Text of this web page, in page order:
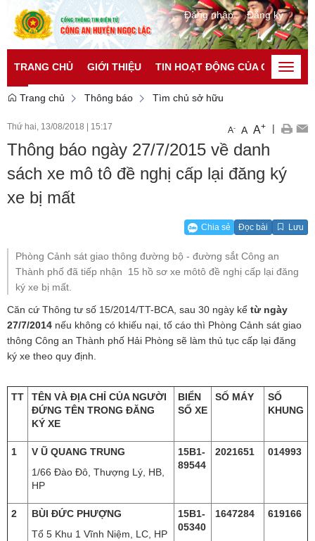
Đăng nhập Đăng ký
TRANG CHỦ GIỚI THIỆU TIN HOẠT ĐỘNG CỦA CATPToggle
Trang chủ
Thông báo Tìm chủ sở hữu
Thứ hai, 13/08/2018 15:17 A- A A+ |
Thông báo ngày 27/7/2015 về danh
sách xe mô tô đề nghị cấp lại đăng ký
xe bị mất
Chia sẻ Đọc bài Lưu
Phòng Cảnh sát giao thông đường bộ - đường sắt Công an
Thành phố đã tiếp nhận 15 hồ sơ xe môtô đề nghị cấp lại đăng
ký xe bị mất.
Căn cứ Thông tư số 15/2014/TT-BCA, sau 30 ngày kể từ ngày
27/7/2014 nếu không có khiếu nại, tố cáo thì Phòng Cảnh sát giao
thông Công an Thành phố Hải Phòng sẽ làm thủ tục cấp lại đăng
ký xe theo quy định.
TT
TÊN VÀ ĐỊA CHỈ CỦA NGƯỜI
ĐỨNG TÊN TRONG ĐĂNG
KÝ XE
BIỂN
SỐ XE
SỐ MÁY
SỐ
KHUNG
1
V Ũ QUANG TRUNG
1/66 Đào Đô, Thượng Lý, HB,
HP
15B1-
89544
2021651 014993
2
BÙI ĐỨC PHƯỢNG
Tổ 5 Khu 1 Vĩnh Niệm, LC, HP
15B1-
05340
1647284 619166